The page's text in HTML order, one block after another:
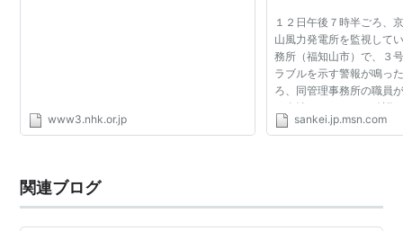
www3.nhk.or.jp
１２日午後７時半ごろ、
山風力発電所を監視して
務所（福知山市）で、３
ラブルを示す警報が鳴っ
ろ、同管理事務所の職員
し全壊しているのを確認
が原因とみている。風車
sankei.jp.msn.com
関連ブログ